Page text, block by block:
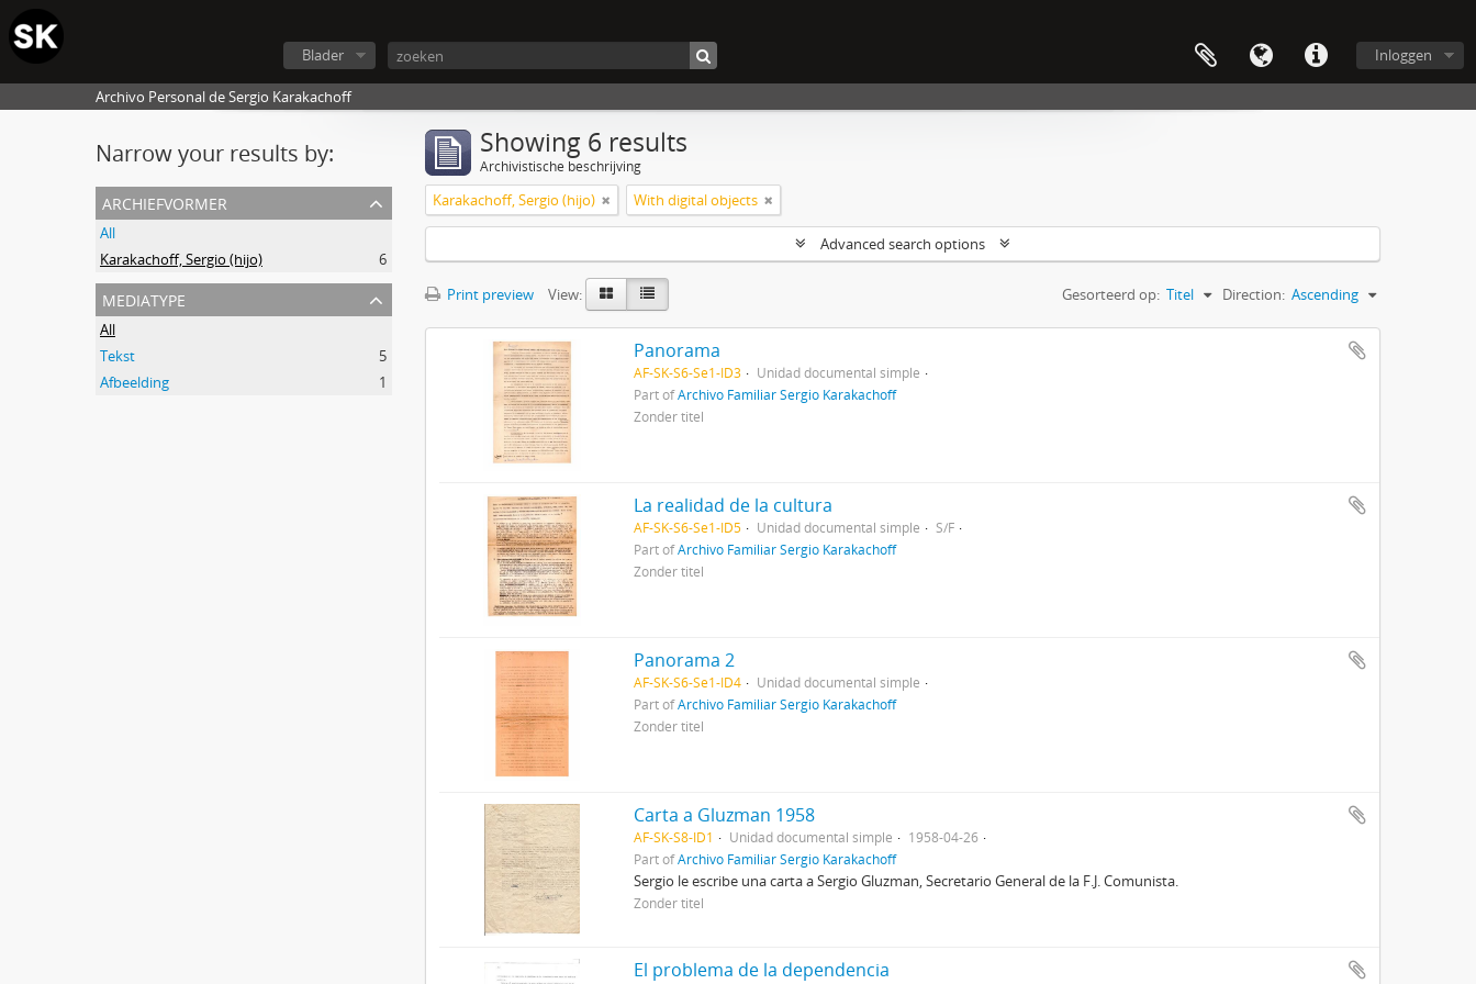
Inloggen
Blader
Archivo Personal de Sergio Karakachoff
Narrow your results by:
archiefvormer
All
Karakachoff, Sergio (hijo)
6
mediatype
All
Tekst
5
Afbeelding
1
Showing 6 results
Archivistische beschrijving
Karakachoff, Sergio (hijo) With digital objects
Advanced search options
Print preview View: Gesorteerd op: Titel Direction: Ascending
Panorama
AF-SK-S6-Se1-ID3
Unidad documental simple
Part ofArchivo Familiar Sergio Karakachoff
Zonder titel
La realidad de la cultura
AF-SK-S6-Se1-ID5 Unidad documental simple
S/F
Part ofArchivo Familiar Sergio Karakachoff
Zonder titel
Panorama 2
AF-SK-S6-Se1-ID4
Unidad documental simple
Part ofArchivo Familiar Sergio Karakachoff
Zonder titel
Carta a Gluzman 1958
AF-SK-S8-ID1 Unidad documental simple
1958-04-26
Part ofArchivo Familiar Sergio Karakachoff
Sergio le escribe una carta a Sergio Gluzman, Secretario General de la F.J. Comunista.
Zonder titel
El problema de la dependencia